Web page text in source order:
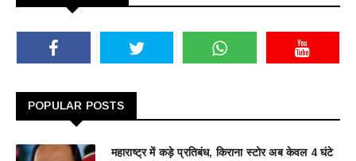
POPULAR POSTS
महाराष्ट्र में कड़े प्रतिबंध, किराना स्टोर अब केवल 4 घंटे